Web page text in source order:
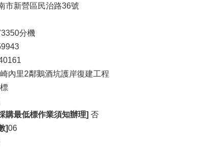
市新營區民治路36號
分機
內里2鄰鵝酒坑護岸復建工程
購最低標作業須知辦理] 否
]06